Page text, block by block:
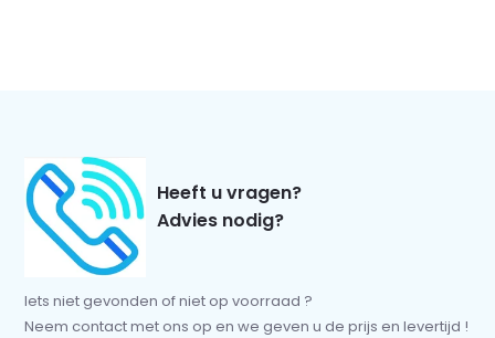
Heeft u vragen?
Advies nodig?
Iets niet gevonden of niet op voorraad ?
Neem contact met ons op en we geven u de prijs en levertijd !